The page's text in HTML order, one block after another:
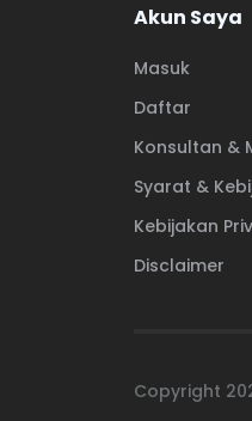
Akun Saya
Masuk
Daftar
Konsultan &
Syarat &
Kebijakan
Disclaimer
Copyright